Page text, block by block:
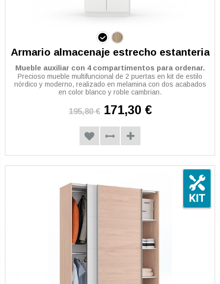
Armario almacenaje estrecho estanteria
Mueble auxiliar con 4 compartimentos para ordenar.
Precioso mueble multifuncional de 2 puertas en kit de estilo
nórdico y moderno, realizado en melamina con dos acabados
en color blanco y roble cambrian.
195,80 € 171,30 €